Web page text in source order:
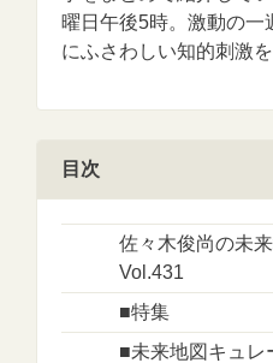
曜日午後5時。激動の
にふさわしい知的刺激を
目次
佐々木俊尚の未
Vol.431
■特集
■未来地図キュレ